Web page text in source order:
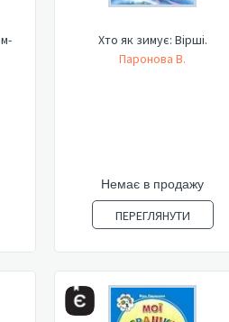
Хто як зимує: Вірші.
Паронова В.
Немає в продажу
ПЕРЕГЛЯНУТИ